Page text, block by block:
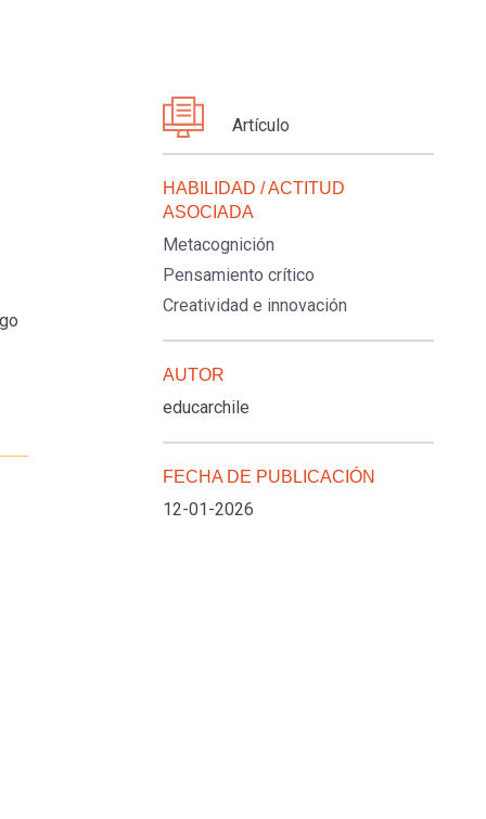
Artículo
HABILIDAD / ACTITUD
ASOCIADA
Metacognición
Pensamiento crítico
Creatividad e innovación
AUTOR
educarchile
FECHA DE PUBLICACIÓN
12-01-2026